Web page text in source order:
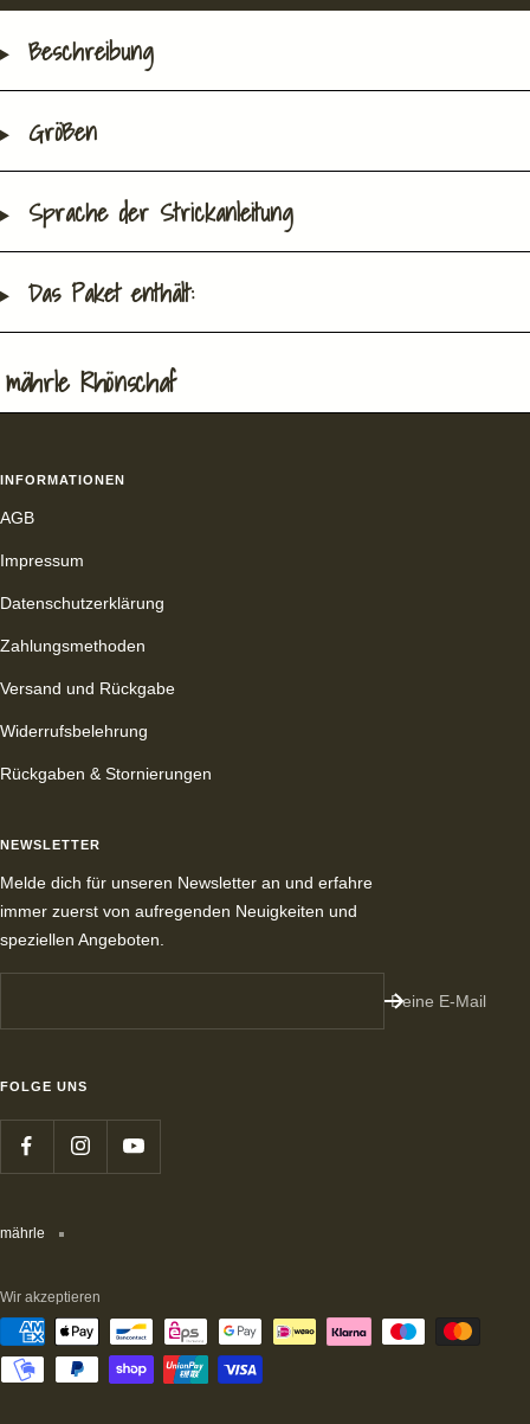
Beschreibung
Größen
Sprache der Strickanleitung
Das Paket enthält:
mährle Rhönschaf
INFORMATIONEN
AGB
Impressum
Datenschutzerklärung
Zahlungsmethoden
Versand und Rückgabe
Widerrufsbelehrung
Rückgaben & Stornierungen
NEWSLETTER
Melde dich für unseren Newsletter an und erfahre
immer zuerst von aufregenden Neuigkeiten und
speziellen Angeboten.
Deine E-Mail
FOLGE UNS
mährle
Wir akzeptieren